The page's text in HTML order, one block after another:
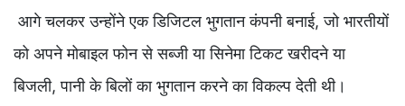
आगे चलकर उन्होंने एक डिजिटल भुगतान कंपनी बनाई, जो भारतीयों
को अपने मोबाइल फोन से सब्जी या सिनेमा टिकट खरीदने या
बिजली, पानी के बिलों का भुगतान करने का विकल्प देती थी।